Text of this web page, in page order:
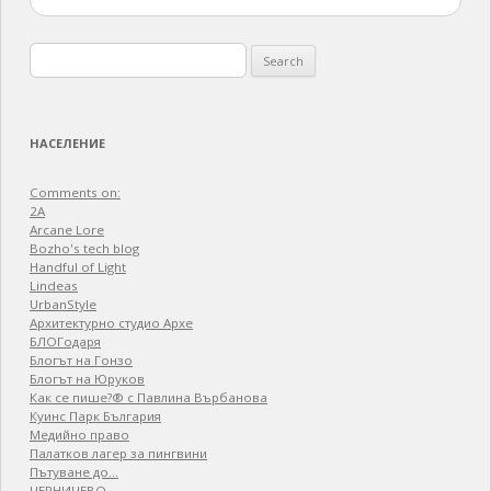
for:
НАСЕЛЕНИЕ
Comments on:
2A
Arcane Lore
Bozho's tech blog
Handful of Light
Lindeas
UrbanStyle
Архитектурно студио Архе
БЛОГодаря
Блогът на Гонзо
Блогът на Юруков
Как се пише?® с Павлина Върбанова
Куинс Парк България
Медийно право
Палатков лагер зa пингвини
Пътуване до…